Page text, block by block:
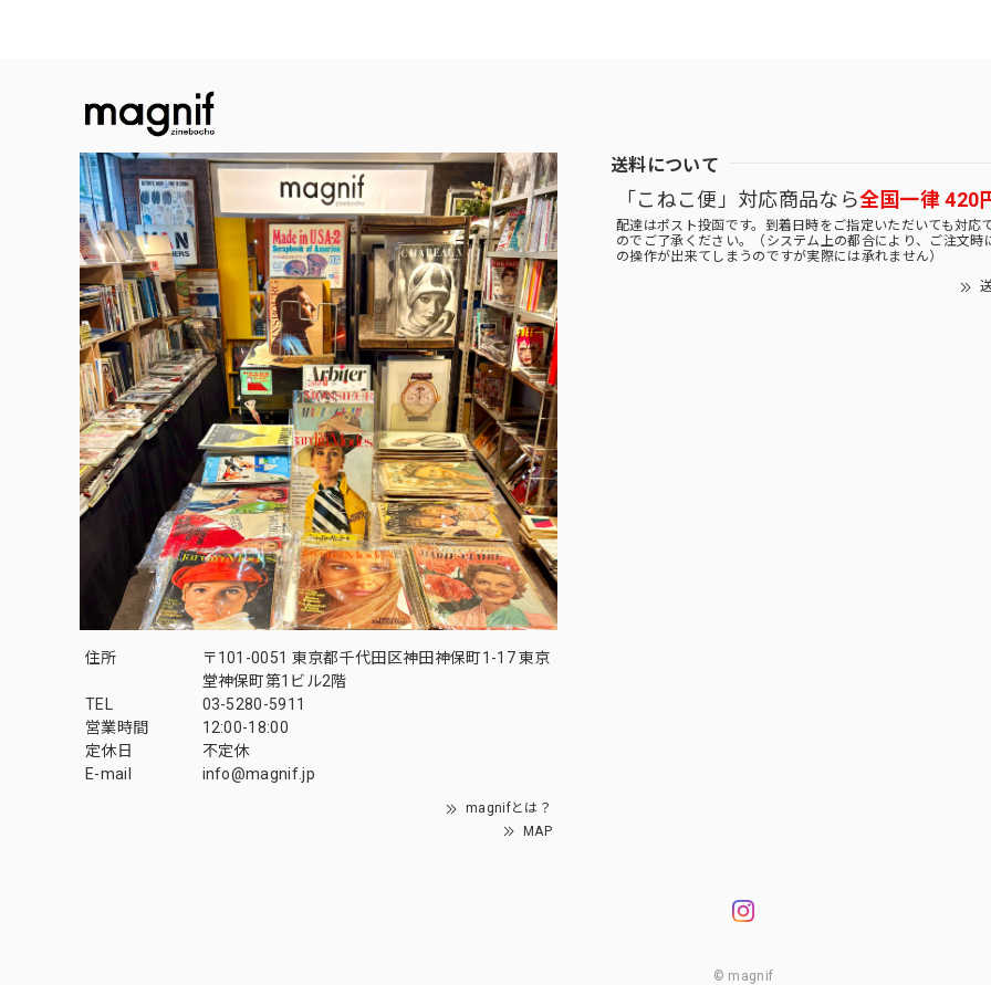
住所
〒101-0051 東京都千代田区神田神保町1-17 東京
堂神保町第1ビル2階
TEL
03-5280-5911
営業時間
12:00-18:00
定休日
不定休
E-mail
info@magnif.jp
magnifとは？
MAP
送料について
「こねこ便」対応商品なら全国一律 420
配達はポスト投函です。到着日時をご指定いただいても対応
のでご了承ください。（システム上の都合により、ご注文時
の操作が出来てしまうのですが実際には承れません）
© magnif